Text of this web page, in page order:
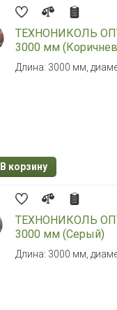
ТЕХНОНИКОЛЬ
3000 мм
Длина: 3000 мм,
В корзину
ТЕХНОНИКОЛЬ
3000 мм (Серый)
Длина: 3000 мм,